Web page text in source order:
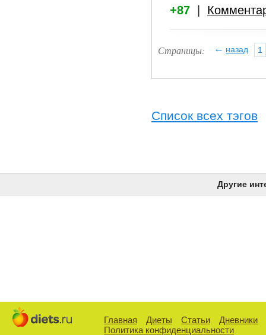
+87
Страницы: назад
← 1
Список всех тэгов
Другие
Главная Диеты Статьи
Дневники
Политика конфиденциальности